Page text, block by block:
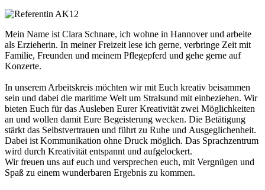
Mein Name ist Clara Schnare, ich wohne in Hannover und arbeite
als Erzieherin. In meiner Freizeit lese ich gerne, verbringe Zeit mit
Familie, Freunden und meinem Pflegepferd und gehe gerne auf
Konzerte.
In unserem Arbeitskreis möchten wir mit Euch kreativ beisammen
sein und dabei die maritime Welt um Stralsund mit einbeziehen. Wir
bieten Euch für das Ausleben Eurer Kreativität zwei Möglichkeiten
an und wollen damit Eure Begeisterung wecken. Die Betätigung
stärkt das Selbstvertrauen und führt zu Ruhe und Ausgeglichenheit.
Dabei ist Kommunikation ohne Druck möglich. Das Sprachzentrum
wird durch Kreativität entspannt und aufgelockert.
Wir freuen uns auf euch und versprechen euch, mit Vergnügen und
Spaß zu einem wunderbaren Ergebnis zu kommen.